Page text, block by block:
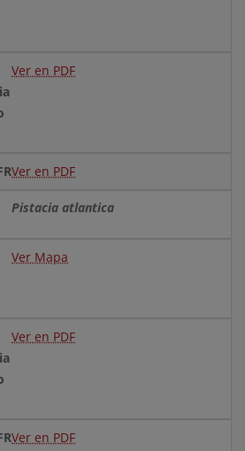
Ver en PDF
Ver en PDF
Pistacia atlantica
Ver Mapa
Ver en PDF
Ver en PDF